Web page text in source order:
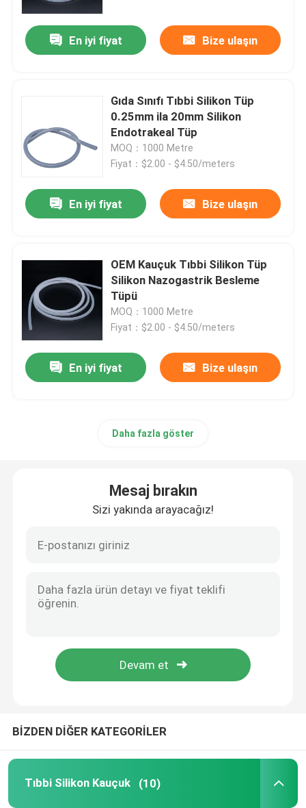
Ürünler
En iyi fiyat Bize ulaşın
Gıda Sınıfı Tıbbi Silikon Tüp
0.25mm ila 20mm Silikon
Endotrakeal Tüp
MOQ：1000 Metre
Fiyat：$2.00 - $4.50/meters
En iyi fiyat Bize ulaşın
OEM Kauçuk Tıbbi Silikon Tüp
Silikon Nazogastrik Besleme
Tüpü
MOQ：1000 Metre
Fiyat：$2.00 - $4.50/meters
En iyi fiyat Bize ulaşın
Daha fazla göster
Mesaj bırakın
Sizi yakında arayacağız!
BİZDEN DİĞER KATEGORİLER
Tıbbi Silikon Kauçuk (10)